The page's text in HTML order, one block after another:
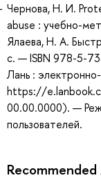
Чернова, Н. И.
abuse : учебно-
Ялаева, Н. А.
с. — ISBN 978-5-
Лань :
https://
00.00.0000). —
пользователей.